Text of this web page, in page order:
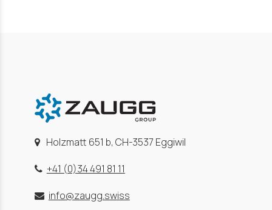
Holzmatt 651 b, CH-3537 Eggiwil
+41 (0)34 491 81 11
info@zaugg.swiss